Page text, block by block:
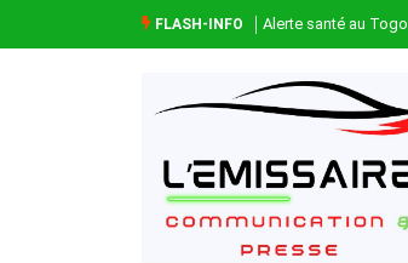
FLASH-INFO Alerte santé au Togo